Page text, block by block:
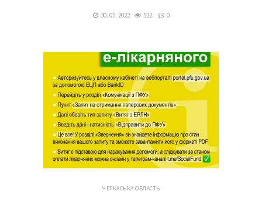
30. 05. 2022 522 0
ЧЕРКАСЬКА ОБЛАСТЬ